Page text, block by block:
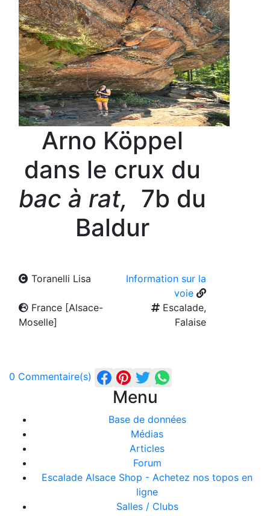
Arno Köppel
dans le crux du
bac à rat, 7b du
Baldur
Toranelli Lisa
Information sur la
voie
France [Alsace-
Moselle]
Escalade,
Falaise
0 Commentaire(s)
Menu
Base de données
Médias
Articles
Forum
Escalade Alsace Shop - Achetez nos topos en
ligne
Salles / Clubs